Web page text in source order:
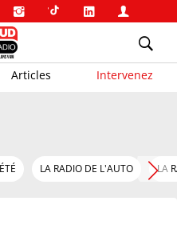
Articles Intervenez
LA RADIO DE L'AUTO LA